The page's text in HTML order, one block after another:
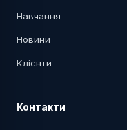
Навчання
Новини
Клієнти
Контакти